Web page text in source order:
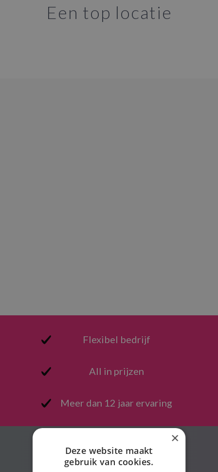
Een top locatie
Flexibel bedrijf
All in prijzen
Meer dan 12 jaar ervaring
×
Deze website maakt
gebruik van cookies.